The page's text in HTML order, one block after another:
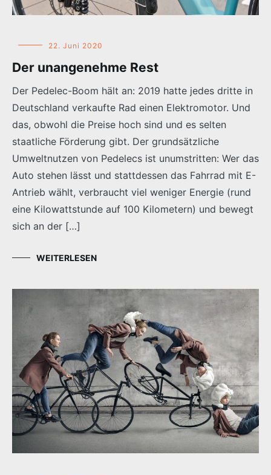
22. Juni 2020
Der unangenehme Rest
Der Pedelec-Boom hält an: 2019 hatte jedes dritte in
Deutschland verkaufte Rad einen Elektromotor. Und
das, obwohl die Preise hoch sind und es selten
staatliche Förderung gibt. Der grundsätzliche
Umweltnutzen von Pedelecs ist unumstritten: Wer das
Auto stehen lässt und stattdessen das Fahrrad mit E-
Antrieb wählt, verbraucht viel weniger Energie (rund
eine Kilowattstunde auf 100 Kilometern) und bewegt
sich an der […]
WEITERLESEN